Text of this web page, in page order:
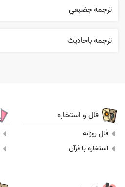
ترجمه جضيعي
ترجمه باحاديث
فال و استخاره
فال روزانه
استخاره با قرآن